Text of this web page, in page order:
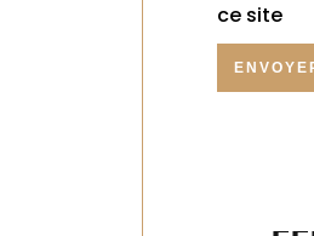
ce site